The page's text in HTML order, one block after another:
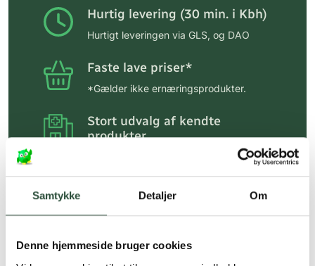
Samtykke Detaljer Om
Denne hjemmeside bruger cookies
Hurtig levering (30 min. i Kbh)
Hurtigt leveringen via GLS, og DAO
Faste lave priser*
*Gælder ikke ernæringsprodukter.
Stort udvalg af kendte
produkter
Vi tilbyder et stort udvalg af kendte
Læs mere om Uglecare.dk her